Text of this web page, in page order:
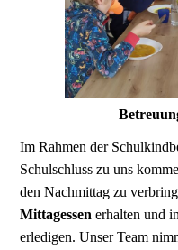
Im Rahmen der
Schulschluss zu uns
den Nachmittag zu
Mittagessen erhalten und
erledigen. Unser Team